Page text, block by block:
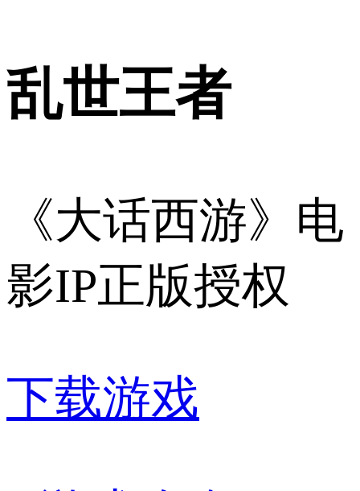
乱世王者
《大话西游》电
影IP正版授权
下载游戏